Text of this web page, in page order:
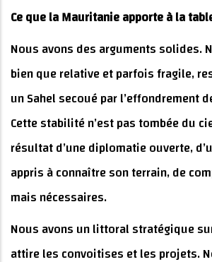
Ce que la Mauritanie apporte à la
Nous avons des arguments solides.
bien que relative et parfois fragile,
un Sahel secoué par l’effondrement
Cette stabilité n’est pas tombée du
résultat d’une diplomatie ouverte,
appris à connaître son terrain, de
mais nécessaires.
Nous avons un littoral stratégique
attire les convoitises et les projets.